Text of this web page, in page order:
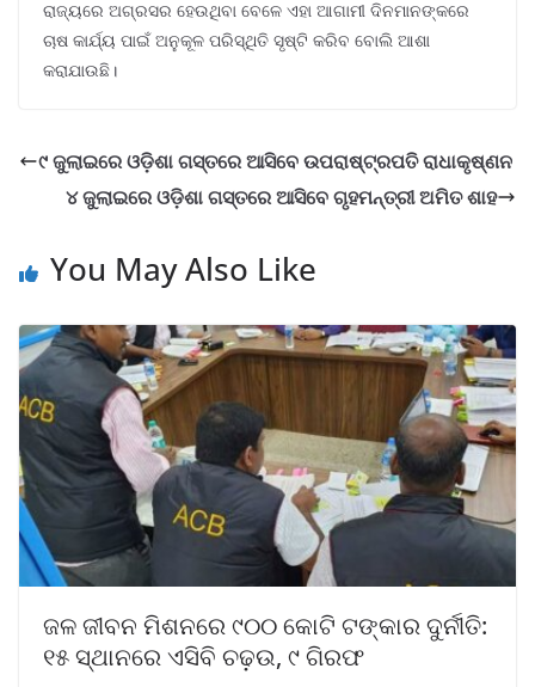
ରାଜ୍ୟରେ ଅଗ୍ରସର ହେଉଥିବା ବେଳେ ଏହା ଆଗାମୀ ଦିନମାନଙ୍କରେ
ଚାଷ କାର୍ଯ୍ୟ ପାଇଁ ଅନୁକୂଳ ପରିସ୍ଥିତି ସୃଷ୍ଟି କରିବ ବୋଲି ଆଶା
କରାଯାଉଛି।
୯ ଜୁଲାଇରେ ଓଡ଼ିଶା ଗସ୍ତରେ ଆସିବେ ଉପରାଷ୍ଟ୍ରପତି ରାଧାକୃଷ୍ଣନ
୪ ଜୁଲାଇରେ ଓଡ଼ିଶା ଗସ୍ତରେ ଆସିବେ ଗୃହମନ୍ତ୍ରୀ ଅମିତ ଶାହ
You May Also Like
ଜଳ ଜୀବନ ମିଶନରେ ୯୦୦ କୋଟି ଟଙ୍କାର ଦୁର୍ନୀତି:
୧୫ ସ୍ଥାନରେ ଏସିବି ଚଢ଼ଉ, ୯ ଗିରଫ